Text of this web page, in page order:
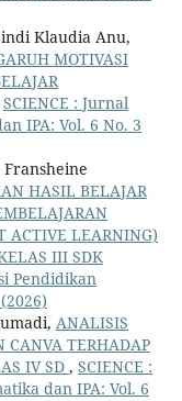
Klaudia Anu,
MOTIVASI
SCIENCE : Jurnal
IPA: Vol. 6 No. 3
HASIL BELAJAR
ACTIVE LEARNING)
III SDK
Pendidikan
ANALISIS
CANVA TERHADAP
IV SD , SCIENCE :
dan IPA: Vol. 6